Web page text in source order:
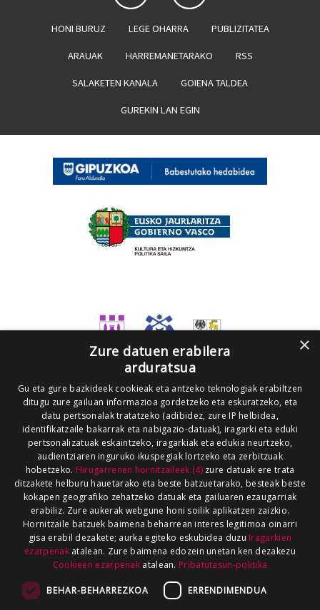
HONI BURUZ LEGE OHARRA PUBLIZITATEA
ARAUAK HARREMANETARAKO RSS
SALAKETEN KANALA GOIENA TALDEA
GUREKIN LAN EGIN
×
Zure datuen erabilera
arduratsua
Gu eta gure bazkideek cookieak eta antzeko teknologiak erabiltzen
ditugu zure gailuan informazioa gordetzeko eta eskuratzeko, eta
datu pertsonalak tratatzeko (adibidez, zure IP helbidea,
identifikatzaile bakarrak eta nabigazio-datuak), iragarki eta eduki
pertsonalizatuak eskaintzeko, iragarkiak eta edukia neurtzeko,
audientziaren inguruko ikuspegiak lortzeko eta zerbitzuak
hobetzeko. Hirugarrenen hornitzaileek (4)zure datuak ere trata
ditzakete helburu hauetarako eta beste batzuetarako, besteak beste
kokapen geografiko zehatzeko datuak eta gailuaren ezaugarriak
erabiliz. Zure aukerak webgune honi soilik aplikatzen zaizkio.
Hornitzaile batzuek baimena beharrean interes legitimoa oinarri
gisa erabil dezakete; aurka egiteko eskubidea duzu Iragarkien
ezarpenakatalean. Zure baimena edozein unetan ken dezakezu
Cookieen ezarpenak atalean. Pribatutasun-politika
BEHAR-BEHARREZKOA ERRENDIMENDUA